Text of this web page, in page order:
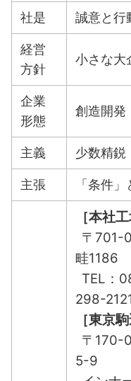
社是 誠意と行
経営
方針
小さな大
企業
形態
創造開発
主義 少数精鋭
主張 「条件
［本社工
〒701-
畦1186
TEL：
298-
［東京
〒170-
5-9